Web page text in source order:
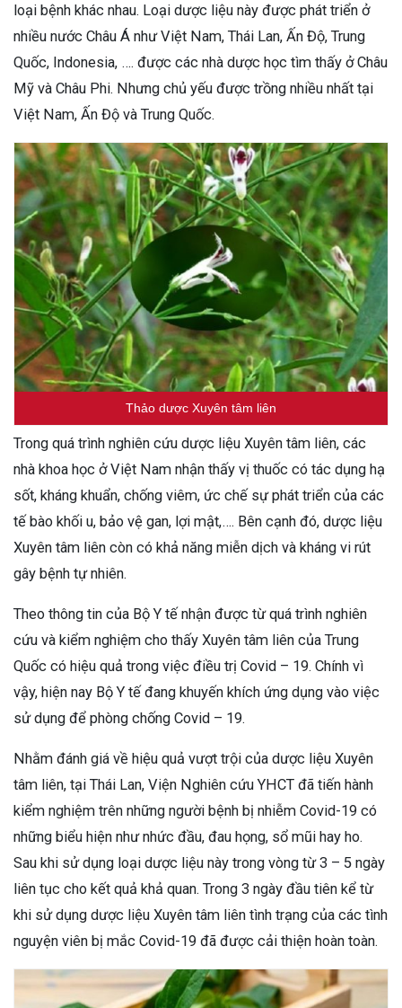
loại bệnh khác nhau. Loại dược liệu này được phát triển ở
nhiều nước Châu Á như Việt Nam, Thái Lan, Ấn Độ, Trung
Quốc, Indonesia, …. được các nhà dược học tìm thấy ở Châu
Mỹ và Châu Phi. Nhưng chủ yếu được trồng nhiều nhất tại
Việt Nam, Ấn Độ và Trung Quốc.
Thảo dược Xuyên tâm liên
Trong quá trình nghiên cứu dược liệu Xuyên tâm liên, các
nhà khoa học ở Việt Nam nhận thấy vị thuốc có tác dụng hạ
sốt, kháng khuẩn, chống viêm, ức chế sự phát triển của các
tế bào khối u, bảo vệ gan, lợi mật,…. Bên cạnh đó, dược liệu
Xuyên tâm liên còn có khả năng miễn dịch và kháng vi rút
gây bệnh tự nhiên.
Theo thông tin của Bộ Y tế nhận được từ quá trình nghiên
cứu và kiểm nghiệm cho thấy Xuyên tâm liên của Trung
Quốc có hiệu quả trong việc điều trị Covid – 19. Chính vì
vậy, hiện nay Bộ Y tế đang khuyến khích ứng dụng vào việc
sử dụng để phòng chống Covid – 19.
Nhằm đánh giá về hiệu quả vượt trội của dược liệu Xuyên
tâm liên, tại Thái Lan, Viện Nghiên cứu YHCT đã tiến hành
kiểm nghiệm trên những người bệnh bị nhiễm Covid-19 có
những biểu hiện như nhức đầu, đau họng, sổ mũi hay ho.
Sau khi sử dụng loại dược liệu này trong vòng từ 3 – 5 ngày
liên tục cho kết quả khả quan. Trong 3 ngày đầu tiên kể từ
khi sử dụng dược liệu Xuyên tâm liên tình trạng của các tình
nguyện viên bị mắc Covid-19 đã được cải thiện hoàn toàn.